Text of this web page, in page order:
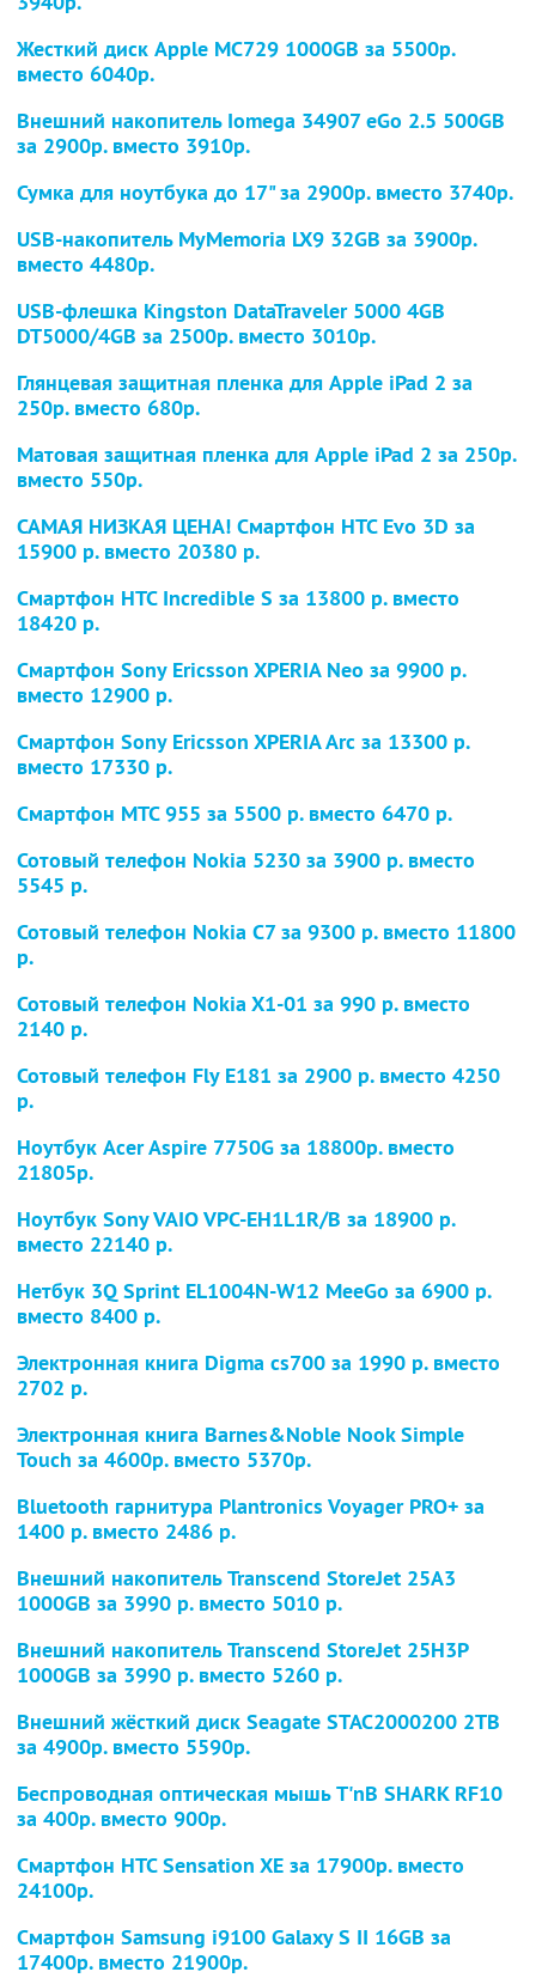
Жесткий диск Apple MC729 1000GB за 5500р.
вместо 6040р.
Внешний накопитель Iomega 34907 eGo 2.5 500GB
за 2900р. вместо 3910р.
Сумка для ноутбука до 17"за 2900р. вместо 3740р.
USB-накопитель MyMemoria LX9 32GB за 3900р.
вместо 4480р.
USB-флешка Kingston DataTraveler 5000 4GB
DT5000/4GB за 2500р. вместо 3010р.
Глянцевая защитная пленка для Apple iPad 2 за
250р. вместо 680р.
Матовая защитная пленка для Apple iPad 2 за 250р.
вместо 550р.
САМАЯ НИЗКАЯ ЦЕНА! Смартфон HTC Evo 3D за
15900 р. вместо 20380 р.
Смартфон HTC Incredible S за 13800 р. вместо
18420 р.
Смартфон Sony Ericsson XPERIA Neo за 9900 р.
вместо 12900 р.
Смартфон Sony Ericsson XPERIA Arc за 13300 р.
вместо 17330 р.
Смартфон MTC 955 за 5500 р. вместо 6470 р.
Сотовый телефон Nokia 5230 за 3900 р. вместо
5545 р.
Сотовый телефон Nokia C7за 9300 р. вместо 11800
р.
Сотовый телефон Nokia X1-01 за 990 р. вместо
2140 р.
Сотовый телефон Fly E181 за 2900 р. вместо 4250
р.
Ноутбук Acer Aspire 7750G за 18800р. вместо
21805р.
Ноутбук Sony VAIO VPC-EH1L1R/B за 18900 р.
вместо 22140 р.
Нетбук 3Q Sprint EL1004N-W12 MeeGo за 6900 р.
вместо 8400 р.
Электронная книга Digma cs700 за 1990 р. вместо
2702 р.
Электронная книга Barnes&Noble Nook Simple
Touch за 4600р. вместо 5370р.
Bluetooth гарнитура Plantronics Voyager PRO+ за
1400 р. вместо 2486 р.
Внешний накопитель Transcend StoreJet 25A3
1000GB за 3990 р. вместо 5010 р.
Внешний накопитель Transcend StoreJet 25H3P
1000GB за 3990 р. вместо 5260 р.
Внешний жёсткий диск Seagate STAC2000200 2TB
за 4900р. вместо 5590р.
Беспроводная оптическая мышь T'nB SHARK RF10
за 400р. вместо 900р.
Смартфон HTC Sensation XE за 17900р. вместо
24100р.
Смартфон Samsung i9100 Galaxy S II 16GB за
17400р. вместо 21900р.